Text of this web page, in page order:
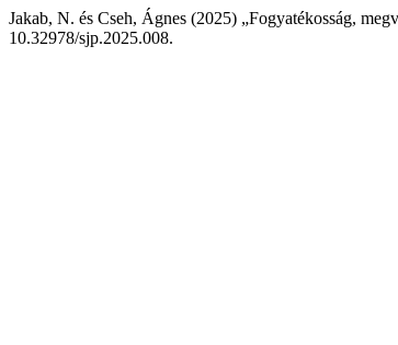
Jakab, N. és Cseh, Ágnes (2025) „Fogyatékosság,
10.32978/sjp.2025.008.